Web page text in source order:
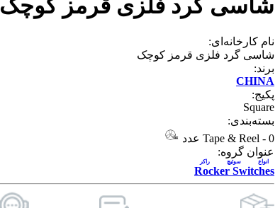
شاسی گرد فلزی قرمز کوچک
نام کارخانه‌ای:
شاسی گرد فلزی قرمز کوچک
برند:
CHINA
پکیج:
Square
بسته‌بندی:
Tape & Reel - 0 عدد
عنوان گروه:
Rocker Switches
انواع سوئيچ راکر